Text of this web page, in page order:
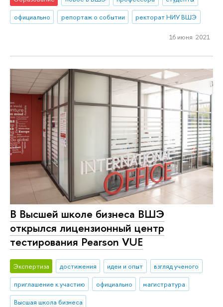
официально
репортаж о событии ректорат НИУ ВШЭ
16 июня 2021
В Высшей школе бизнеса ВШЭ
открылся лицензионный центр
тестирования Pearson VUE
Экспертиза достижения идеи и опыт
взгляд ученого
приглашение к участию
официально
магистратура
Высшая школа бизнеса